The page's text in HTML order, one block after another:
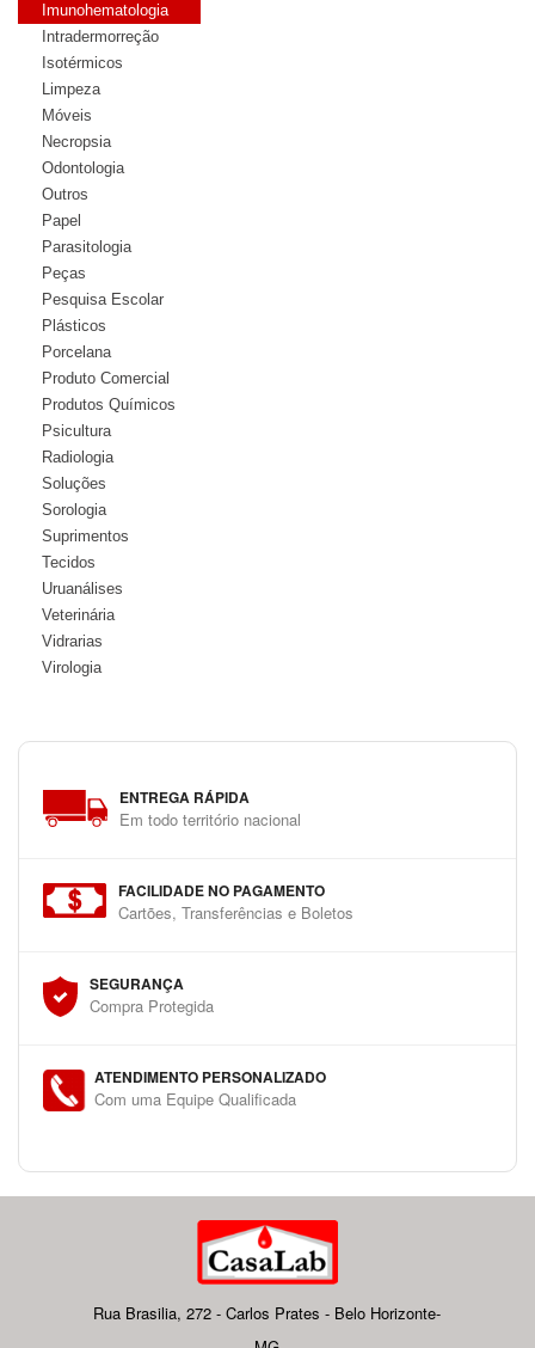
Imunohematologia
Intradermorreção
Isotérmicos
Limpeza
Móveis
Necropsia
Odontologia
Outros
Papel
Parasitologia
Peças
Pesquisa Escolar
Plásticos
Porcelana
Produto Comercial
Produtos Químicos
Psicultura
Radiologia
Soluções
Sorologia
Suprimentos
Tecidos
Uruanálises
Veterinária
Vidrarias
Virologia
ENTREGA RÁPIDA
Em todo território nacional
FACILIDADE NO PAGAMENTO
Cartões, Transferências e Boletos
SEGURANÇA
Compra Protegida
ATENDIMENTO PERSONALIZADO
Com uma Equipe Qualificada
Rua Brasilia, 272 - Carlos Prates - Belo Horizonte-